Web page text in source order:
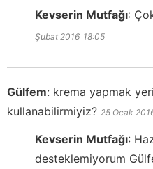
Kevserin Mutfağı:
Şubat 2016 18:05
Gülfem: krema yapmak
kullanabilirmiyiz? 25 Ocak
Kevserin Mutfağı:
desteklemiyorum